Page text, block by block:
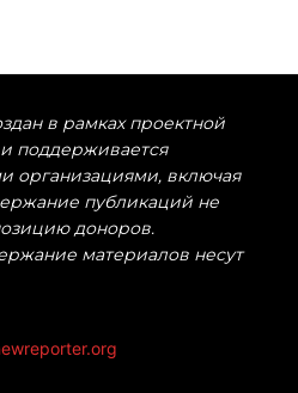
в рамках проектной
поддерживается
организациями, включая
публикаций не
доноров.
материалов несут